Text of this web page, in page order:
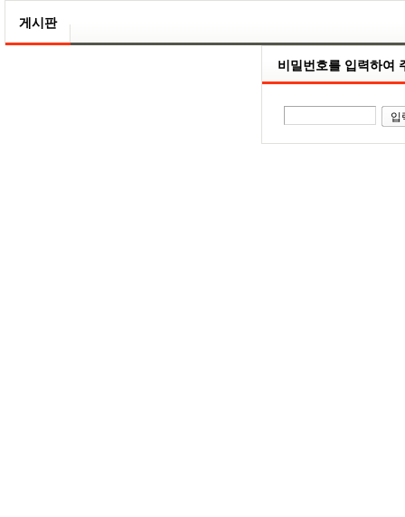
게시판
비밀번호를 입력하여